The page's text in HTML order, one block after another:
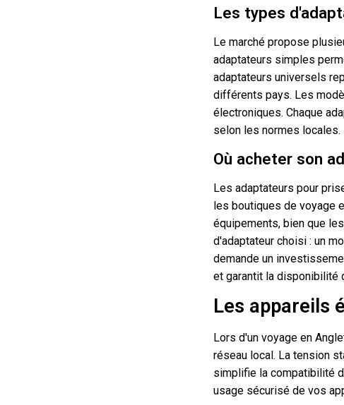
Les types
Le marché propose
adaptateurs simples
adaptateurs universels
différents pays. Les
électroniques. Chaque
selon les normes locales.
Où acheter son
Les adaptateurs pour
les boutiques de voyage
équipements, bien que
d'adaptateur choisi : un
demande un
et garantit la disponibilité
Les appareils
Lors d'un voyage en
réseau local. La tension
simplifie la compatibilité
usage sécurisé de vos